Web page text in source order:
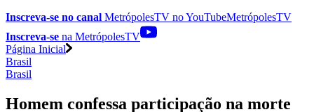
Inscreva-se no canal MetrópolesTV noYouTubeMetrópolesTV
Inscreva-se na MetrópolesTV
Página Inicial
Brasil
Brasil
Homem confessa participação na morte